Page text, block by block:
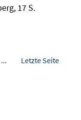
17 S.
...
Letzte Seite